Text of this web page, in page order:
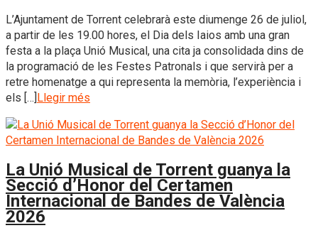
L’Ajuntament de Torrent celebrarà este diumenge 26 de juliol,
a partir de les 19.00 hores, el Dia dels Iaios amb una gran
festa a la plaça Unió Musical, una cita ja consolidada dins de
la programació de les Festes Patronals i que servirà per a
retre homenatge a qui representa la memòria, l’experiència i
els […]Llegir més
La Unió Musical de Torrent guanya la
Secció d’Honor del Certamen
Internacional de Bandes de València
2026